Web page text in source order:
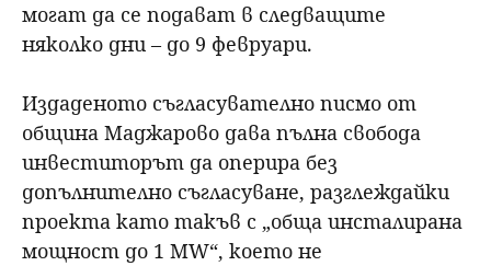
могат да се подават в следващите
няколко дни – до 9 февруари.
Издаденото съгласувателно писмо от
община Маджарово дава пълна свобода
инвеститорът да оперира без
допълнително съгласуване, разглеждайки
проекта като такъв с „обща инсталирана
мощност до 1 МW“, което не